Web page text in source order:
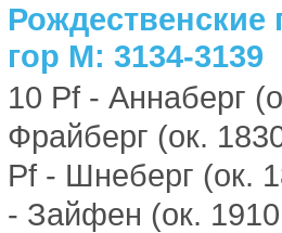
гор М: 3134-3139
10 Pf - Аннаберг
Фрайберг (ок.
Pf - Шнеберг (ок.
- Зайфен (ок. 1910